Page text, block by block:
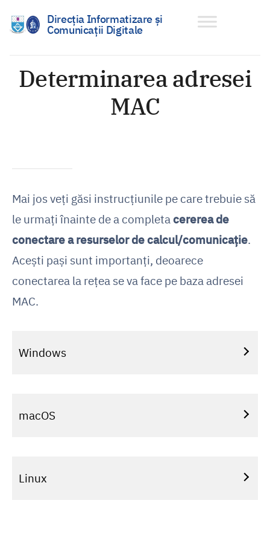
conținut
Direcția Informatizare și
Comunicații Digitale
Determinarea adresei
MAC
Mai jos veți găsi instrucțiunile pe care trebuie să
le urmați înainte de a completacererea de
conectare a resurselor de calcul/comunicaţie.
Acești pași sunt importanți, deoarece
conectarea la rețea se va face pe baza adresei
MAC.
Windows
macOS
Linux